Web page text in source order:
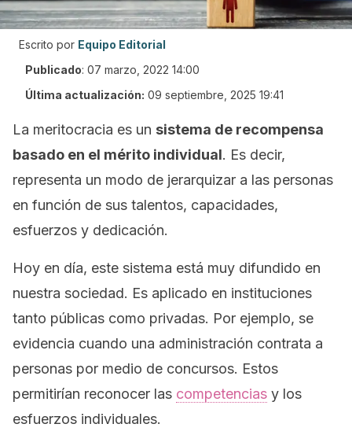
Escrito por Equipo Editorial
Publicado: 07 marzo, 2022 14:00
Última actualización: 09 septiembre, 2025 19:41
La meritocracia es un sistema de recompensa
basado en el mérito individual. Es decir,
representa un modo de jerarquizar a las personas
en función de sus talentos, capacidades,
esfuerzos y dedicación.
Hoy en día, este sistema está muy difundido en
nuestra sociedad. Es aplicado en instituciones
tanto públicas como privadas. Por ejemplo, se
evidencia cuando una administración contrata a
personas por medio de concursos. Estos
permitirían reconocer las competencias y los
esfuerzos individuales.